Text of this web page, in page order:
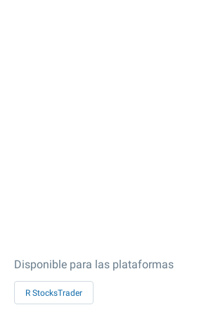
Disponible para las plataformas
R StocksTrader